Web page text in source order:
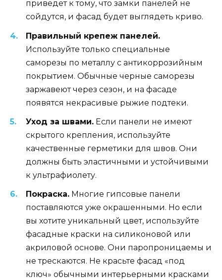
приведет к тому, что замки панелей не
сойдутся, и фасад будет выглядеть криво.
Правильный крепеж панелей.
Используйте только специальные
саморезы по металлу с антикоррозийным
покрытием. Обычные черные саморезы
заржавеют через сезон, и на фасаде
появятся некрасивые рыжие подтеки.
Уход за швами. Если панели не имеют
скрытого крепления, используйте
качественные герметики для швов. Они
должны быть эластичными и устойчивыми
к ультрафиолету.
Покраска. Многие гипсовые панели
поставляются уже окрашенными. Но если
вы хотите уникальный цвет, используйте
фасадные краски на силиконовой или
акриловой основе. Они паропроницаемы и
не трескаются. Не красьте фасад «под
ключ» обычными интерьерными красками